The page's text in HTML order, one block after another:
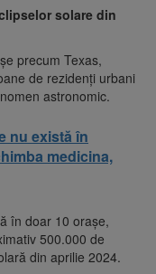
solare din
precum Texas,
de rezidenți urbani
astronomic.
nu există în
medicina,
în doar 10 orașe,
500.000 de
din aprilie 2024.